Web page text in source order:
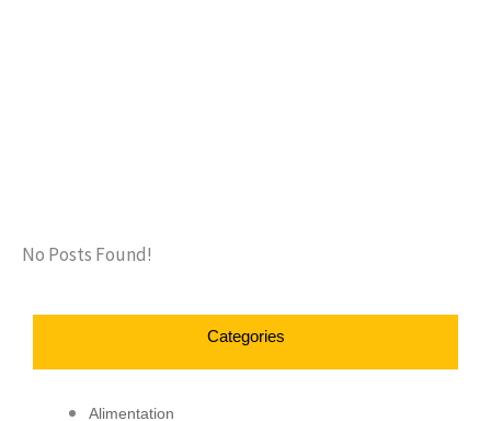
No Posts Found!
Categories
Alimentation